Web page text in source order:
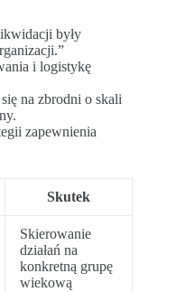
były
i logistykę
na zbrodni o skali
zapewnienia
Skutek
Skierowanie
działań na
konkretną grupę
wiekową